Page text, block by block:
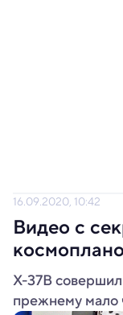
16.09.2020, 10:42
Видео с
Х-37В
прежнему мало